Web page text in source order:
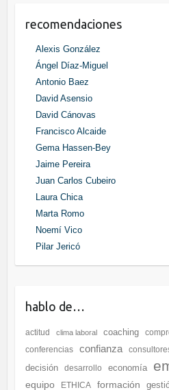
recomendaciones
Alexis González
Ángel Díaz-Miguel
Antonio Baez
David Asensio
David Cánovas
Francisco Alcaide
Gema Hassen-Bey
Jaime Pereira
Juan Carlos Cubeiro
Laura Chica
Marta Romo
Noemí Vico
Pilar Jericó
hablo de…
actitud clima laboral coaching
conferencias confianza
decisión
desarrollo economía
equipo ETHICA formación